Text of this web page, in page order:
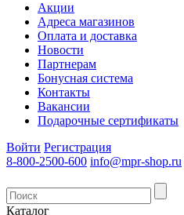
Акции
Адреса магазинов
Оплата и доставка
Новости
Партнерам
Бонусная система
Контакты
Вакансии
Подарочные сертификаты
Войти Регистрация
8-800-2500-600 info@mpr-shop.ru
Каталог